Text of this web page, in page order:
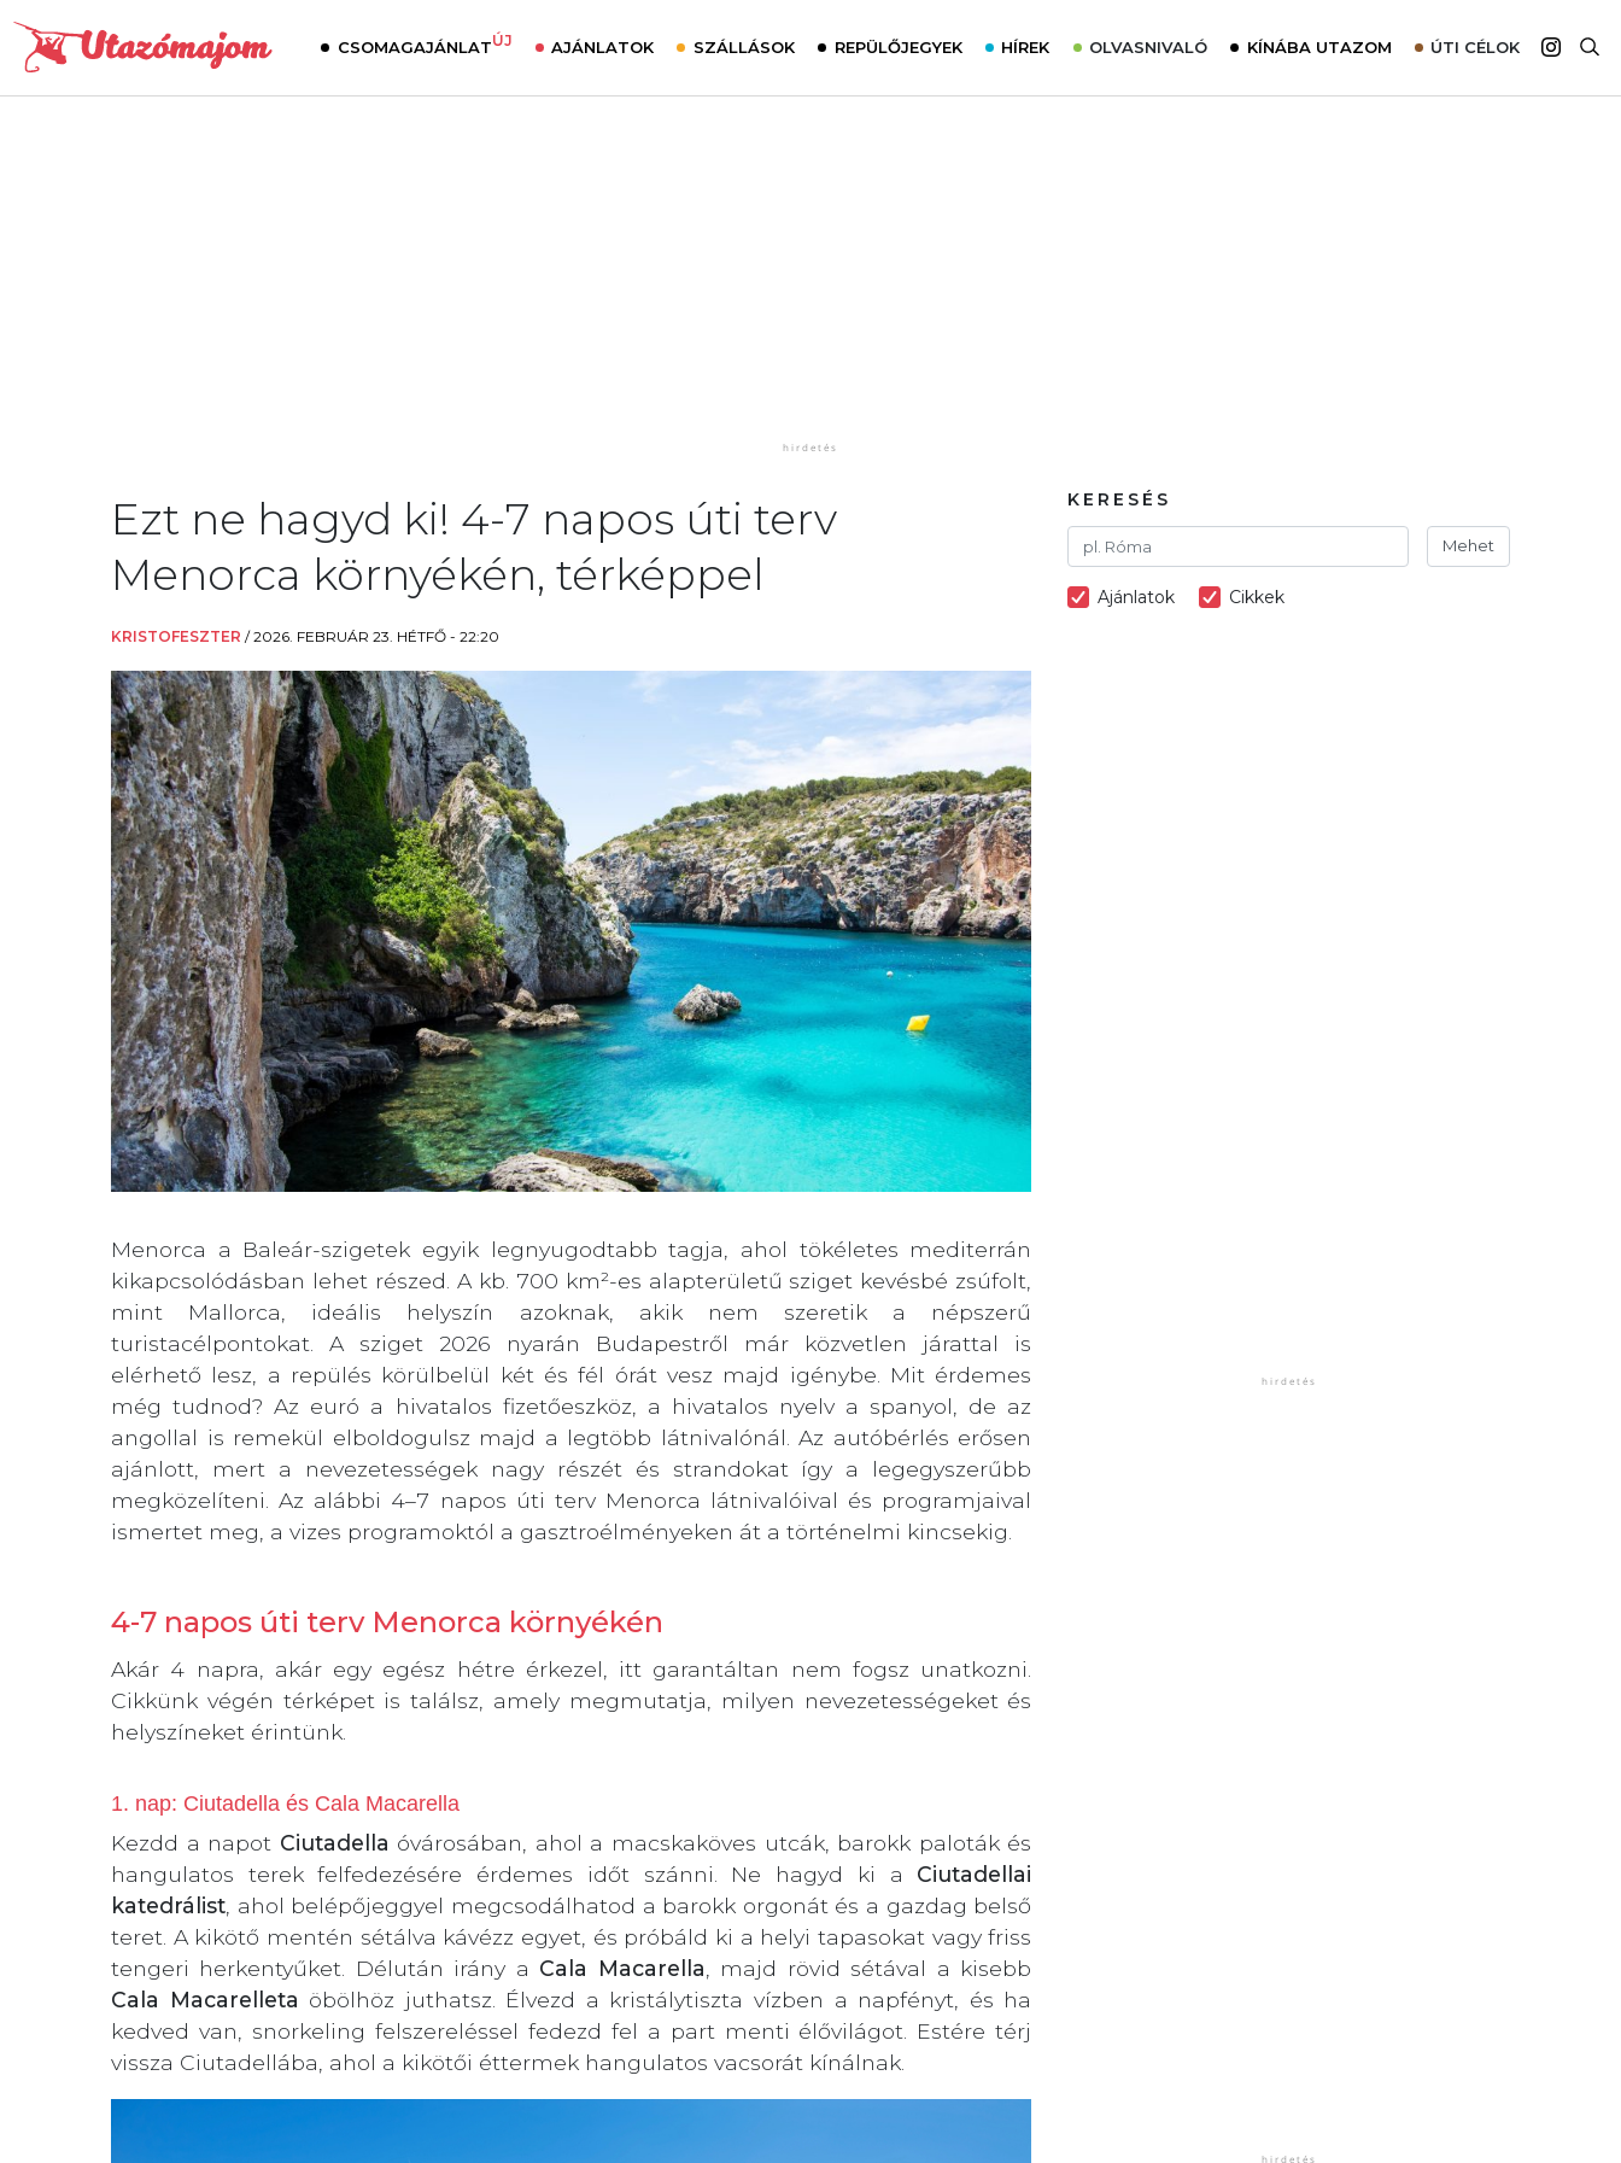
CSOMAGAJÁNLATÚJ AJÁNLATOK SZÁLLÁSOK REPÜLŐJEGYEK HÍREK OLVASNIVALÓ KÍNÁBA UTAZOM ÚTI CÉLOK
Ezt ne hagyd ki! 4-7 napos úti terv
Menorca környékén, térképpel
KRISTOFESZTER /2026. FEBRUÁR 23. HÉTFŐ - 22:20
Menorca a Baleár-szigetek egyik legnyugodtabb tagja, ahol tökéletes mediterrán
kikapcsolódásban lehet részed. A kb. 700 km²-es alapterületű sziget kevésbé zsúfolt,
mint Mallorca, ideális helyszín azoknak, akik nem szeretik a népszerű
turistacélpontokat. A sziget 2026 nyarán Budapestről már közvetlen járattal is
elérhető lesz, a repülés körülbelül két és fél órát vesz majd igénybe. Mit érdemes
még tudnod? Az euró a hivatalos fizetőeszköz, a hivatalos nyelv a spanyol, de az
angollal is remekül elboldogulsz majd a legtöbb látnivalónál. Az autóbérlés erősen
ajánlott, mert a nevezetességek nagy részét és strandokat így a legegyszerűbb
megközelíteni. Az alábbi 4–7 napos úti terv Menorca látnivalóival és programjaival
ismertet meg, a vizes programoktól a gasztroélményeken át a történelmi kincsekig.
4-7 napos úti terv Menorca környékén
Akár 4 napra, akár egy egész hétre érkezel, itt garantáltan nem fogsz unatkozni.
Cikkünk végén térképet is találsz, amely megmutatja, milyen nevezetességeket és
helyszíneket érintünk.
1. nap: Ciutadella és Cala Macarella
Kezdd a napot Ciutadella óvárosában, ahol a macskaköves utcák, barokk paloták és
hangulatos terek felfedezésére érdemes időt szánni. Ne hagyd ki a Ciutadellai
katedrálist , ahol belépőjeggyel megcsodálhatod a barokk orgonát és a gazdag belső
teret. A kikötő mentén sétálva kávézz egyet, és próbáld ki a helyi tapasokat vagy friss
tengeri herkentyűket. Délután irány a Cala Macarella , majd rövid sétával a kisebb
Cala Macarelleta öbölhöz juthatsz. Élvezd a kristálytiszta vízben a napfényt, és ha
kedved van, snorkeling felszereléssel fedezd fel a part menti élővilágot. Estére térj
vissza Ciutadellába, ahol a kikötői éttermek hangulatos vacsorát kínálnak.
KERESÉS
Mehet
Ajánlatok Cikkek